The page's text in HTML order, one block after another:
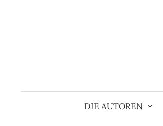
DIE AUTOREN